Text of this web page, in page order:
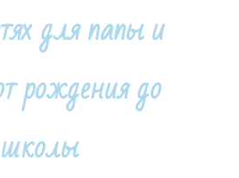
для папы и
рождения до
школы